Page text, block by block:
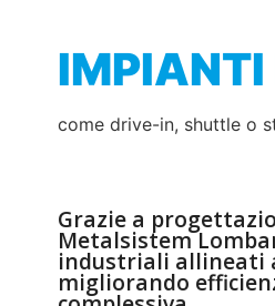
IMPIANTI
come drive-in, shuttle o
Grazie a
Metalsistem
industriali allineati
migliorando